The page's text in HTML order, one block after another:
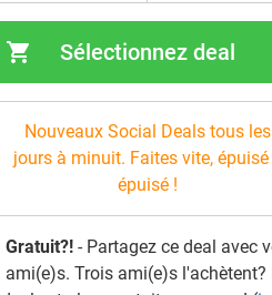
shopping_cart Sélectionnez deal
Nouveaux Social Deals tous les
jours à minuit. Faites vite, épuisé
épuisé !
Gratuit?! - Partagez ce deal avec
ami(e)s. Trois ami(e)s l'achètent?